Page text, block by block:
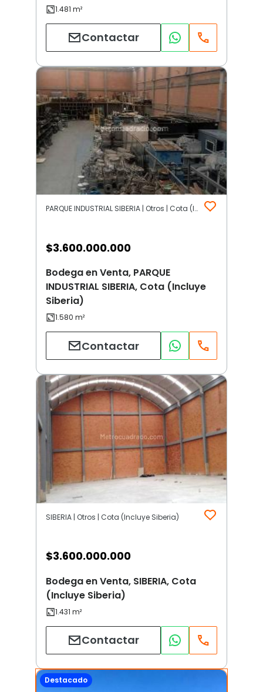
Contactar
PARQUE INDUSTRIAL SIBERIA | Otros | Cota (Incluye Siberia)
$3.600.000.000
Bodega en Venta, PARQUE
INDUSTRIAL SIBERIA, Cota (Incluye
Siberia)
Contactar
SIBERIA | Otros | Cota (Incluye Siberia)
$3.600.000.000
Bodega en Venta, SIBERIA, Cota
(Incluye Siberia)
Contactar
Destacado